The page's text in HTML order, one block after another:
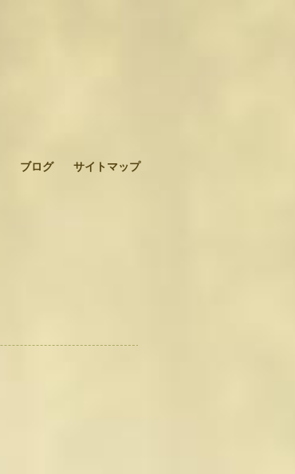
ブログ サイトマップ